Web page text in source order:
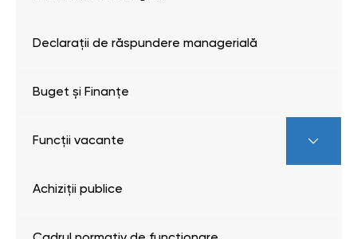
Declarații de răspundere managerială
Buget și Finanțe
Funcții vacante
Achiziții publice